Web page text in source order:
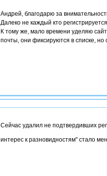
Андрей, благодарю за
Далеко не каждый кто
К тому же, мало времени уделяю
почты, они фиксируются в списке, но
Сейчас удалил не подтвердивших
интерес к разновидностям" стало